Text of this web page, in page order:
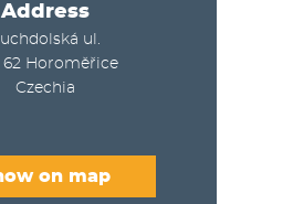
Address
ul.
62 Horoměřice
Czechia
on map